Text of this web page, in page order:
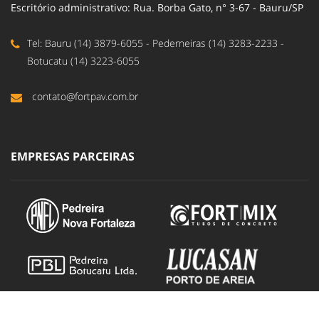
Escritório administrativo: Rua. Borba Gato, n° 3-67 - Bauru/SP
Tel: Bauru (14) 3879-6055 - Pederneiras (14) 3283-2233 -
Botucatu (14) 3223-6055
contato@fortpav.com.br
EMPRESAS PARCEIRAS